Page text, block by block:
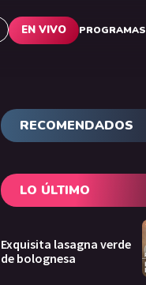
EN VIVO PROGRAMAS
RECOMENDADOS
LO ÚLTIMO
Exquisita lasagna verde
de bolognesa